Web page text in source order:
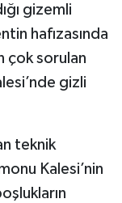
gizemli
hafızasında
çok sorulan
gizli
teknik
Kalesi’nin